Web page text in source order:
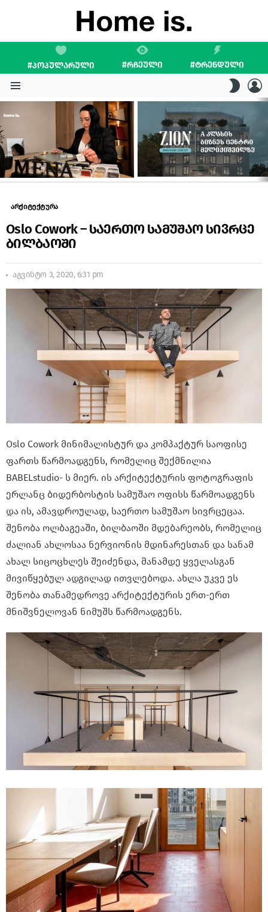
#ᲞᲝᲞᲣᲚᲐᲠᲣᲚᲘ #ᲠᲩᲔᲣᲚᲘ #ᲢᲠᲔᲜᲓᲣᲚᲘ
SKIN
STORIES
არქიტექტურა
Oslo Cowork – საერთო სამუშაო სივრცე
ბილბაოში
აგვისტო 3, 2020, 6:31 pm
Oslo Cowork მინიმალისტურ და კომპაქტურ საოფისე
ფართს წარმოადგენს, რომელიც შექმნილია
BABELstudio- ს მიერ. ის არქიტექტურის ფოტოგრაფის
ერლანც ბიდერბოსტის სამუშაო ოფისს წარმოადგენს
და ის, ამავდროულად, საერთო სამუშაო სივრცეცაა.
შენობა ოლბაგეაში, ბილბაოში მდებარეობს, რომელიც
ძალიან ახლოსაა ნერვიონის მდინარესთან და სანამ
ახალ სიცოცხლეს შეიძენდა, მანამდე ყველასგან
მივიწყებულ ადგილად ითვლებოდა. ახლა უკვე ეს
შენობა თანამედროვე არქიტექტურის ერთ-ერთ
მნიშვნელოვან ნიმუშს წარმოადგენს.